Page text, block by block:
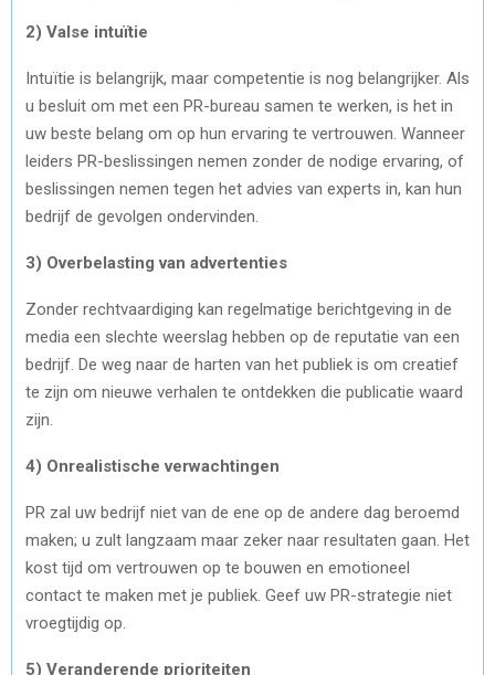
2) Valse intuïtie
Intuïtie is belangrijk, maar competentie is nog belangrijker. Als
u besluit om met een PR-bureau samen te werken, is het in
uw beste belang om op hun ervaring te vertrouwen. Wanneer
leiders PR-beslissingen nemen zonder de nodige ervaring, of
beslissingen nemen tegen het advies van experts in, kan hun
bedrijf de gevolgen ondervinden.
3) Overbelasting van advertenties
Zonder rechtvaardiging kan regelmatige berichtgeving in de
media een slechte weerslag hebben op de reputatie van een
bedrijf. De weg naar de harten van het publiek is om creatief
te zijn om nieuwe verhalen te ontdekken die publicatie waard
zijn.
4) Onrealistische verwachtingen
PR zal uw bedrijf niet van de ene op de andere dag beroemd
maken; u zult langzaam maar zeker naar resultaten gaan. Het
kost tijd om vertrouwen op te bouwen en emotioneel
contact te maken met je publiek. Geef uw PR-strategie niet
vroegtijdig op.
5) Veranderende prioriteiten